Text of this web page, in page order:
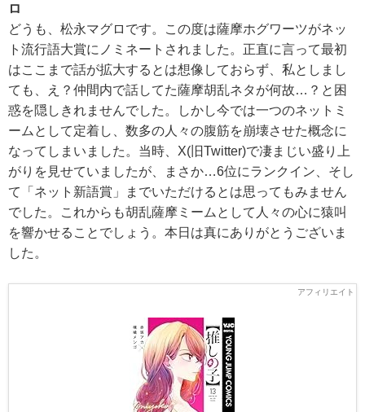
ロ
どうも、松永マグロです。この度は薩摩ホグワーツがネッ
ト流行語大賞にノミネートされました。正直に言って最初
はここまで話が拡大するとは想像しておらず、私としまし
ても、え？仲間内で話してた薩摩胡乱ネタが何故…？と困
惑を隠しきれませんでした。しかし今では一つのネットミ
ームとして定着し、数多の人々の腹筋を崩壊させた概念に
なってしまいました。当時、X(旧Twitter)で凄まじい盛り上
がりを見せていましたが、まさか…6位にランクイン、そし
て「ネット新語賞」までいただけるとは思ってもみません
でした。これからも胡乱薩摩ミームとして人々の心に猿叫
を響かせることでしょう。本日は真にありがとうございま
した。